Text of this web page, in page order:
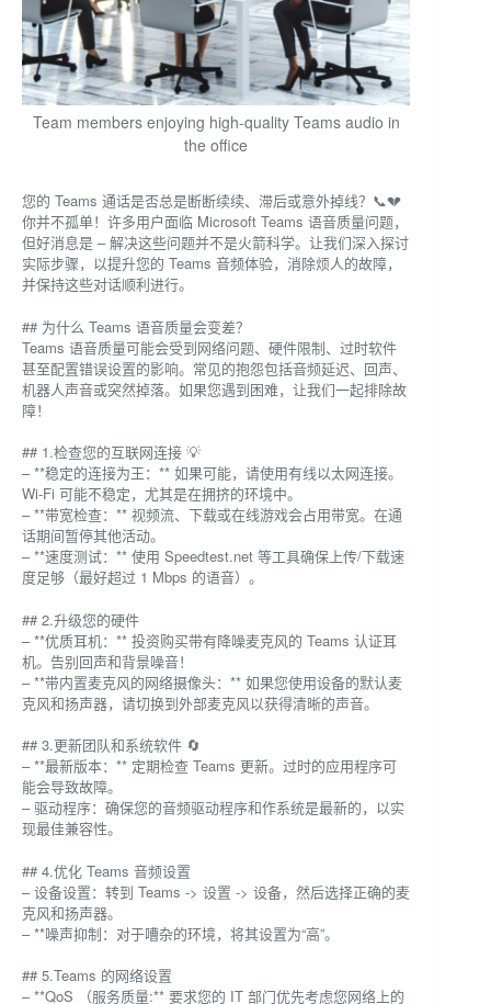
Team members enjoying high-quality Teams audio in
the office
您的 Teams 通话是否总是断断续续、滞后或意外掉线？📞💔
你并不孤单！许多用户面临 Microsoft Teams 语音质量问题，
但好消息是 – 解决这些问题并不是火箭科学。让我们深入探讨
实际步骤，以提升您的 Teams 音频体验，消除烦人的故障，
并保持这些对话顺利进行。
## 为什么 Teams 语音质量会变差？
Teams 语音质量可能会受到网络问题、硬件限制、过时软件
甚至配置错误设置的影响。常见的抱怨包括音频延迟、回声、
机器人声音或突然掉落。如果您遇到困难，让我们一起排除故
障！
## 1.检查您的互联网连接 💡
– **稳定的连接为王：** 如果可能，请使用有线以太网连接。
Wi-Fi 可能不稳定，尤其是在拥挤的环境中。
– **带宽检查：** 视频流、下载或在线游戏会占用带宽。在通
话期间暂停其他活动。
– **速度测试：** 使用 Speedtest.net 等工具确保上传/下载速
度足够（最好超过 1 Mbps 的语音）。
## 2.升级您的硬件
– **优质耳机：** 投资购买带有降噪麦克风的 Teams 认证耳
机。告别回声和背景噪音！
– **带内置麦克风的网络摄像头：** 如果您使用设备的默认麦
克风和扬声器，请切换到外部麦克风以获得清晰的声音。
## 3.更新团队和系统软件 🔄
– **最新版本：** 定期检查 Teams 更新。过时的应用程序可
能会导致故障。
– 驱动程序：确保您的音频驱动程序和作系统是最新的，以实
现最佳兼容性。
## 4.优化 Teams 音频设置
– 设备设置：转到 Teams -> 设置 -> 设备，然后选择正确的麦
克风和扬声器。
– **噪声抑制：对于嘈杂的环境，将其设置为“高”。
## 5.Teams 的网络设置
– **QoS （服务质量:** 要求您的 IT 部门优先考虑您网络上的